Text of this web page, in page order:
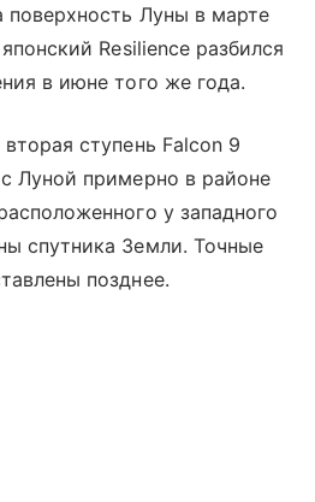
поверхность Луны в марте
Resilience разбился
в июне того же года.
ступень Falcon 9
Луной примерно в районе
у западного
спутника Земли. Точные
позднее.